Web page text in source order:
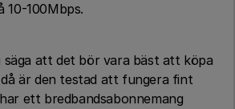
10-100Mbps.
säga att det bör vara bäst att köpa
är den testad att fungera fint
ett bredbandsabonnemang